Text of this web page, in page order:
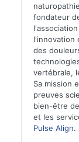
fondateur
l'innovation
des
vertébrale,
Sa mission
preuves
bien-être
et les
Pulse Align.